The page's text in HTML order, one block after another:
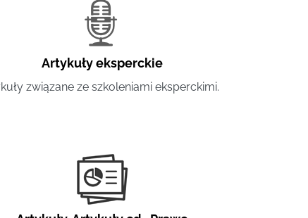
Artykuły eksperckie
związane ze szkoleniami eksperckimi.